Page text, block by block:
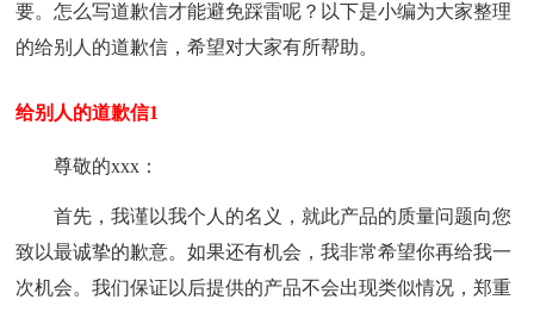
要。怎么写道歉信才能避免踩雷呢？以下是小编为大家整理
的给别人的道歉信，希望对大家有所帮助。
给别人的道歉信1
尊敬的xxx：
首先，我谨以我个人的名义，就此产品的质量问题向您
致以最诚挚的歉意。如果还有机会，我非常希望你再给我一
次机会。我们保证以后提供的产品不会出现类似情况，郑重